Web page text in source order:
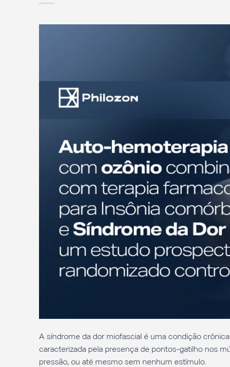
A síndrome da dor miofascial é uma condição
caracterizada pela presença de pontos-gatilho nos
pressão, ou até mesmo sem nenhum estímulo.